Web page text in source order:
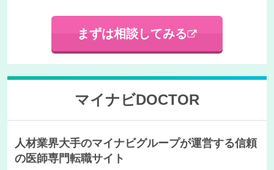
まずは相談してみる
マイナビDOCTOR
人材業界大手のマイナビグループが運営する信頼
の医師専門転職サイト